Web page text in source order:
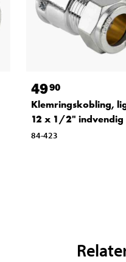
4990
Klemringskobling,
12 x 1/2" indvendig
84-423